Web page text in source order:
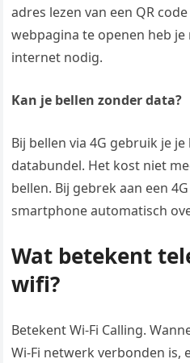
adres lezen van een QR
webpagina te openen heb
internet nodig.
Kan je bellen zonder data?
Bij bellen via 4G gebruik je
databundel. Het kost niet
bellen. Bij gebrek aan een
smartphone automatisch
Wat betekent
wifi?
Betekent Wi-Fi Calling.
Wi-Fi netwerk verbonden is,